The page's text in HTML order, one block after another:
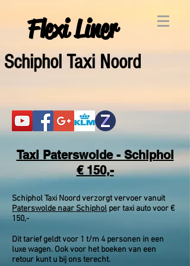
Flexi Liner
Schiphol Taxi Noord
Taxi Paterswolde - Schiphol
€ 150,-
Schiphol Taxi Noord verzorgt vervoer vanuit
Paterswolde naar Schiphol per taxi auto voor €
150,-
Dit tarief geldt voor 1 t/m 4 personen in een
luxe wagen. Ook voor het boeken van een
retour kunt u bij ons terecht.